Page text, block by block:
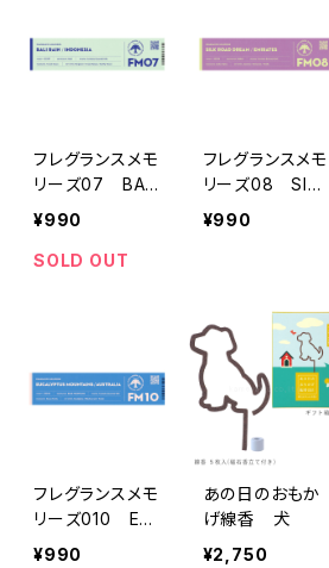
フレグランスメモ
リーズ07 BALI
RAIN
¥990
SOLD OUT
フレグランスメモ
リーズ08 SILK
ROAD DREAM
¥990
フレグランスメモ
リーズ010 EU
CALYPTUS M
¥990
あの日のおもか
げ線香 犬
¥2,750